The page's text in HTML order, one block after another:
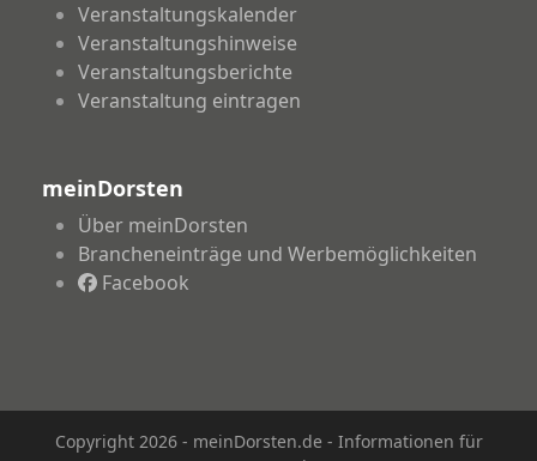
Veranstaltungskalender
Veranstaltungshinweise
Veranstaltungsberichte
Veranstaltung eintragen
meinDorsten
Über meinDorsten
Brancheneinträge und Werbemöglichkeiten
Facebook
Copyright 2026 - meinDorsten.de - Informationen für